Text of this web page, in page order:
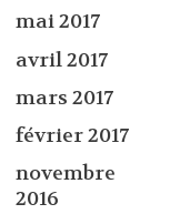
mai 2017
avril 2017
mars 2017
février 2017
novembre
2016